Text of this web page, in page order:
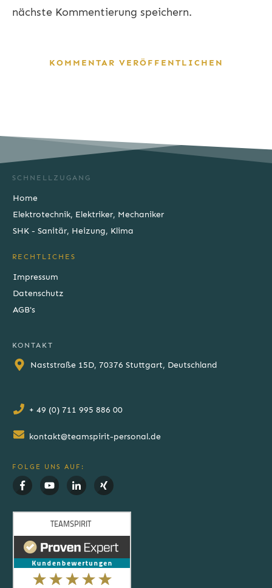
nächste Kommentierung speichern.
KOMMENTAR VERÖFFENTLICHEN
SCHNELLZUGANG
Home
Elektrotechnik, Elektriker, Mechaniker
SHK - Sanitär, Heizung, Klima
RECHTLICHES
Impressum
Datenschutz
AGB's
KONTAKT
Naststraße 15D, 70376 Stuttgart, Deutschland
+ 49 (0) 711 995 886 00
kontakt@teamspirit-personal.de
FOLGE UNS AUF: